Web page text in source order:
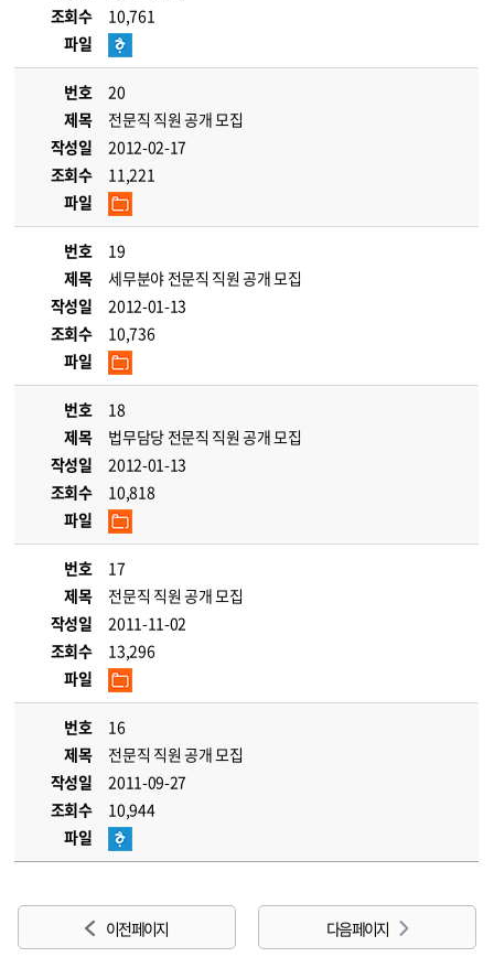
조회수
10,761
파일
번호
20
제목
전문직 직원 공개 모집
작성일
2012-02-17
조회수
11,221
파일
번호
19
제목
세무분야 전문직 직원 공개 모집
작성일
2012-01-13
조회수
10,736
파일
번호
18
제목
법무담당 전문직 직원 공개 모집
작성일
2012-01-13
조회수
10,818
파일
번호
17
제목
전문직 직원 공개 모집
작성일
2011-11-02
조회수
13,296
파일
번호
16
제목
전문직 직원 공개 모집
작성일
2011-09-27
조회수
10,944
파일
이전 페이지 다음 페이지